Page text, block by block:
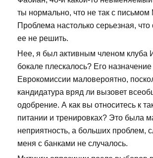
ты нормально, что не так с письмом
Проблема настолько серьезная,
ее не решить.
Нее, я был активным членом клуба
бокале плескалось? Его
Еврокомиссии маловероятно,
кандидатура вряд ли вызовет
одобрение. А как вы относитесь к
питании и тренировках? Это была
неприятность, а больших проблем,
меня с банками не случалось.